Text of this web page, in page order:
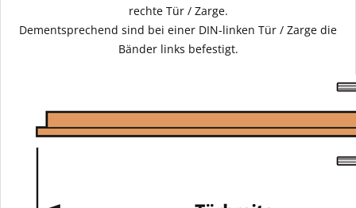
rechte Tür / Zarge.
Dementsprechend sind bei einer DIN-linken Tür / Zarge die
Bänder links befestigt.